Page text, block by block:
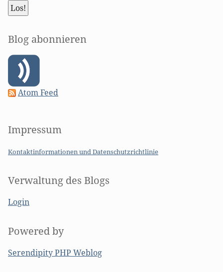
Blog abonnieren
Atom Feed
Impressum
Kontaktinformationen und Datenschutzrichtlinie
Verwaltung des Blogs
Login
Powered by
Serendipity PHP Weblog